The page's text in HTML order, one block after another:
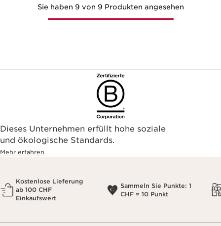
Sie haben 9 von 9 Produkten angesehen
Dieses Unternehmen erfüllt hohe soziale
und ökologische Standards.
Mehr erfahren
Kostenlose Lieferung
ab 100 CHF
Einkaufswert
Sammeln Sie Punkte: 1
CHF = 10 Punkt